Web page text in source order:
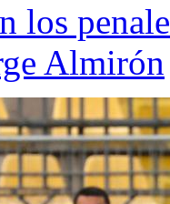
los
Almirón